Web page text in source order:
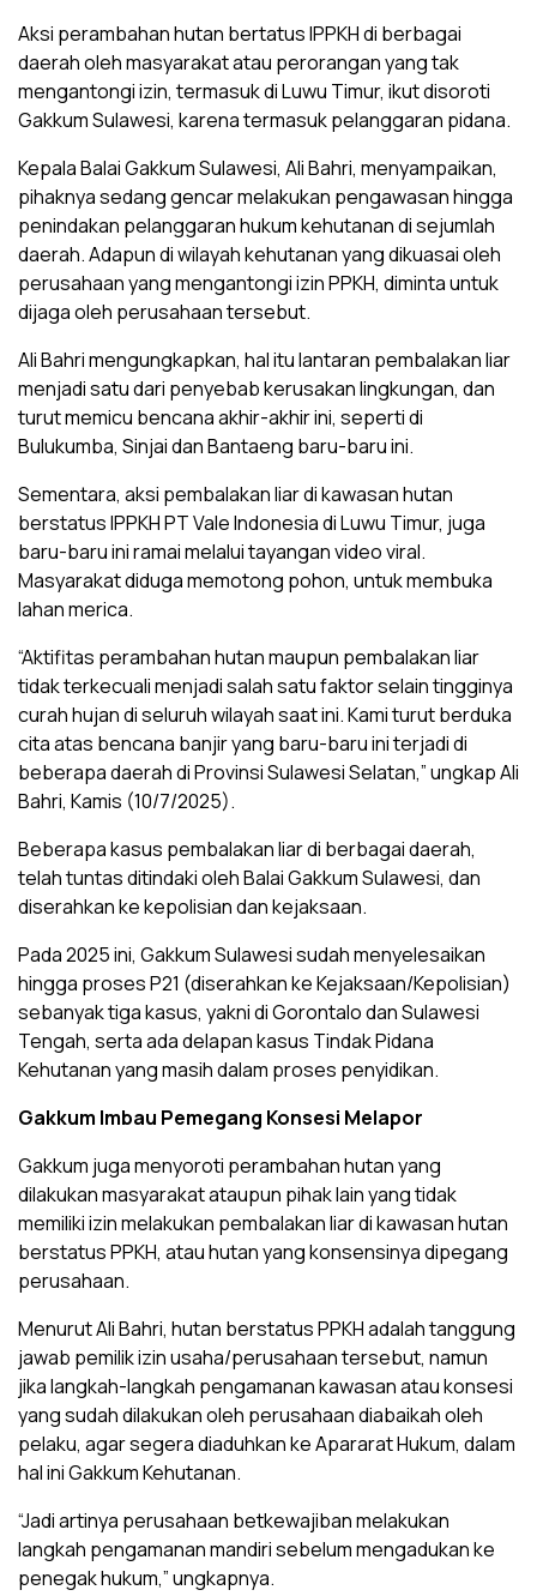
Aksi perambahan hutan bertatus IPPKH di berbagai
daerah oleh masyarakat atau perorangan yang tak
mengantongi izin, termasuk di Luwu Timur, ikut disoroti
Gakkum Sulawesi, karena termasuk pelanggaran pidana.
Kepala Balai Gakkum Sulawesi, Ali Bahri, menyampaikan,
pihaknya sedang gencar melakukan pengawasan hingga
penindakan pelanggaran hukum kehutanan di sejumlah
daerah. Adapun di wilayah kehutanan yang dikuasai oleh
perusahaan yang mengantongi izin PPKH, diminta untuk
dijaga oleh perusahaan tersebut.
Ali Bahri mengungkapkan, hal itu lantaran pembalakan liar
menjadi satu dari penyebab kerusakan lingkungan, dan
turut memicu bencana akhir-akhir ini, seperti di
Bulukumba, Sinjai dan Bantaeng baru-baru ini.
Sementara, aksi pembalakan liar di kawasan hutan
berstatus IPPKH PT Vale Indonesia di Luwu Timur, juga
baru-baru ini ramai melalui tayangan video viral.
Masyarakat diduga memotong pohon, untuk membuka
lahan merica.
“Aktifitas perambahan hutan maupun pembalakan liar
tidak terkecuali menjadi salah satu faktor selain tingginya
curah hujan di seluruh wilayah saat ini. Kami turut berduka
cita atas bencana banjir yang baru-baru ini terjadi di
beberapa daerah di Provinsi Sulawesi Selatan,” ungkap Ali
Bahri, Kamis (10/7/2025).
Beberapa kasus pembalakan liar di berbagai daerah,
telah tuntas ditindaki oleh Balai Gakkum Sulawesi, dan
diserahkan ke kepolisian dan kejaksaan.
Pada 2025 ini, Gakkum Sulawesi sudah menyelesaikan
hingga proses P21 (diserahkan ke Kejaksaan/Kepolisian)
sebanyak tiga kasus, yakni di Gorontalo dan Sulawesi
Tengah, serta ada delapan kasus Tindak Pidana
Kehutanan yang masih dalam proses penyidikan.
Gakkum Imbau Pemegang Konsesi Melapor
Gakkum juga menyoroti perambahan hutan yang
dilakukan masyarakat ataupun pihak lain yang tidak
memiliki izin melakukan pembalakan liar di kawasan hutan
berstatus PPKH, atau hutan yang konsensinya dipegang
perusahaan.
Menurut Ali Bahri, hutan berstatus PPKH adalah tanggung
jawab pemilik izin usaha/perusahaan tersebut, namun
jika langkah-langkah pengamanan kawasan atau konsesi
yang sudah dilakukan oleh perusahaan diabaikah oleh
pelaku, agar segera diaduhkan ke Apararat Hukum, dalam
hal ini Gakkum Kehutanan.
“Jadi artinya perusahaan betkewajiban melakukan
langkah pengamanan mandiri sebelum mengadukan ke
penegak hukum,” ungkapnya.